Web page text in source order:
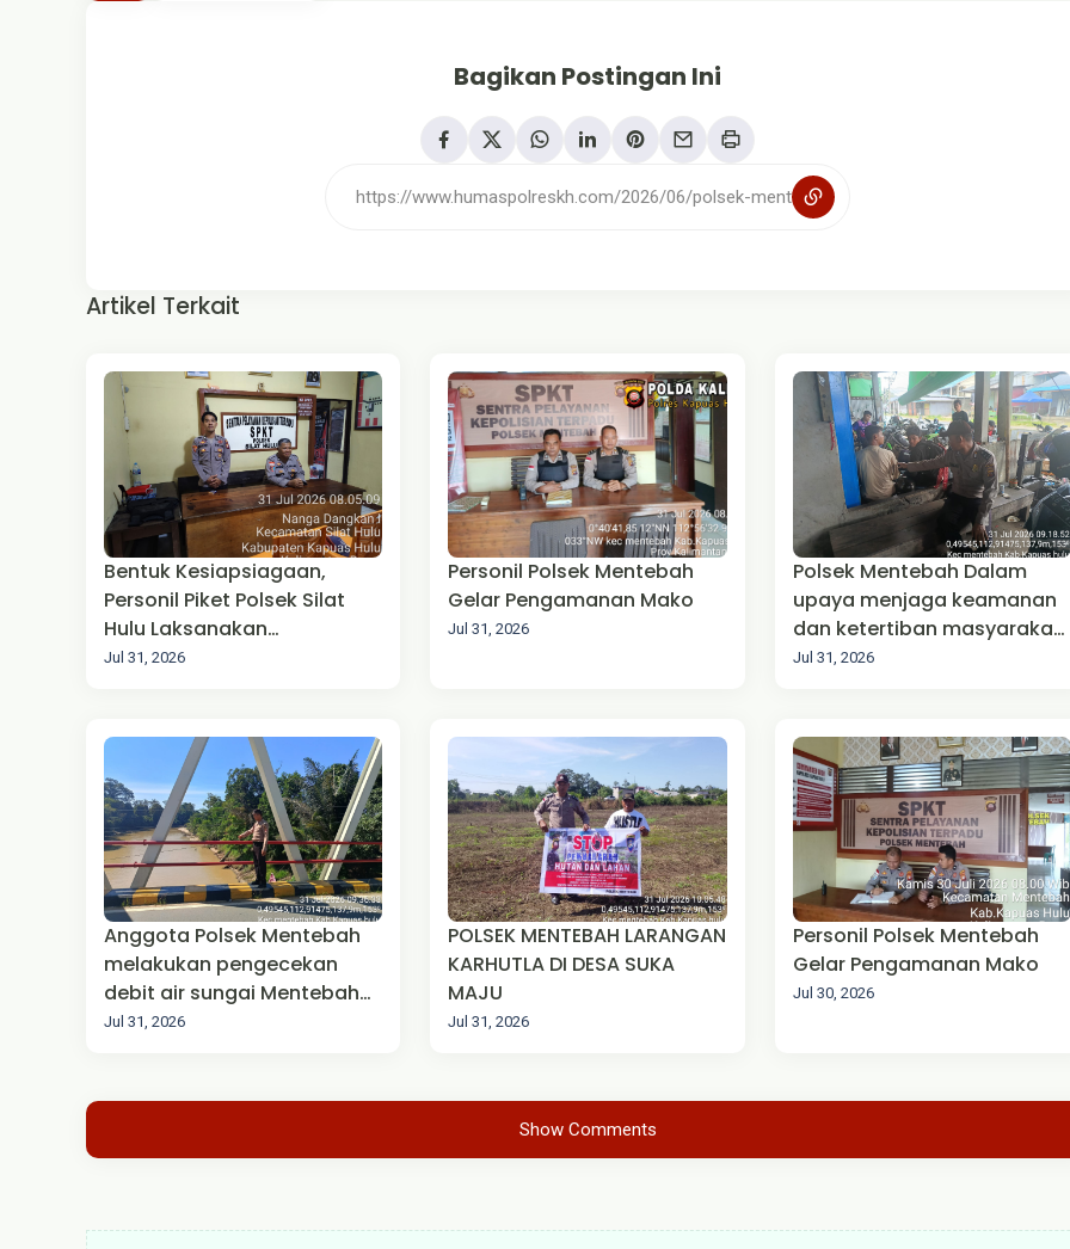
Bagikan Postingan Ini
Artikel Terkait
Bentuk Kesiapsiagaan,
Personil Piket Polsek Silat
Hulu Laksanakan
Pengamanan Mako
Jul 31, 2026
Personil Polsek Mentebah
Gelar Pengamanan Mako
Jul 31, 2026
Polsek Mentebah Dalam
upaya menjaga keamanan
dan ketertiban masyarakat
(Harkamtibmas),
Jul 31, 2026
Anggota Polsek Mentebah
melakukan pengecekan
debit air sungai Mentebah
Kecamatan Mentebah
Jul 31, 2026
POLSEK MENTEBAH LARANGAN
KARHUTLA DI DESA SUKA
MAJU‎
Jul 31, 2026
Personil Polsek Mentebah
Gelar Pengamanan Mako
Jul 30, 2026
Show Comments